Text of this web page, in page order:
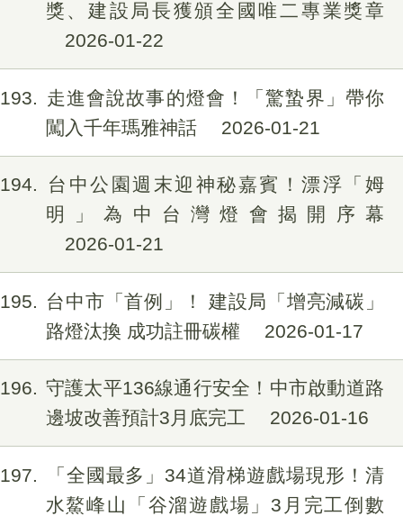
獎、建設局長獲頒全國唯二專業獎章
2026-01-22
193
走進會說故事的燈會！「驚蟄界」帶你
闖入千年瑪雅神話
2026-01-21
194
台中公園週末迎神秘嘉賓！漂浮「姆
明」為中台灣燈會揭開序幕
2026-01-21
195
台中市「首例」！ 建設局「增亮減碳」
路燈汰換 成功註冊碳權
2026-01-17
196
守護太平136線通行安全！中市啟動道路
邊坡改善預計3月底完工
2026-01-16
197
「全國最多」34道滑梯遊戲場現形！清
水鰲峰山「谷溜遊戲場」3月完工倒數